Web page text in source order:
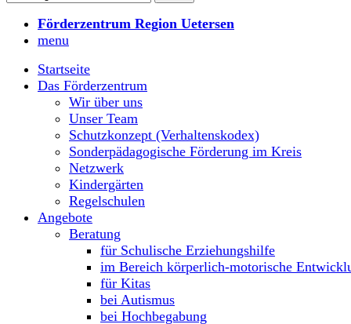
Förderzentrum Region Uetersen
menu
Startseite
Das Förderzentrum
Wir über uns
Unser Team
Schutzkonzept (Verhaltenskodex)
Sonderpädagogische Förderung im Kreis
Netzwerk
Kindergärten
Regelschulen
Angebote
Beratung
für Schulische Erziehungshilfe
im Bereich körperlich-motorische
für Kitas
bei Autismus
bei Hochbegabung